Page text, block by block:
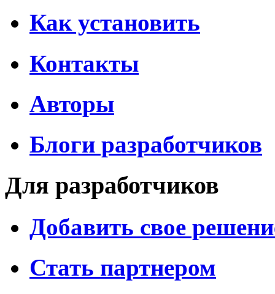
Как установить
Контакты
Авторы
Блоги разработчиков
Для разработчиков
Добавить свое
Стать партнером